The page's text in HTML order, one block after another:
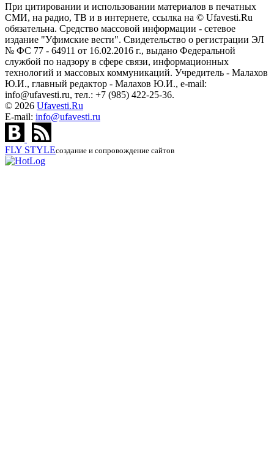
При цитировании и использовании материалов в печатных
СМИ, на радио, ТВ и в интернете, ссылка на © Ufavesti.Ru
обязательна. Средство массовой информации - сетевое
издание "Уфимские вести". Свидетельство о регистрации ЭЛ
№ ФС 77 - 64911 от 16.02.2016 г., выдано Федеральной
службой по надзору в сфере связи, информационных
технологий и массовых коммуникаций. Учредитель - Малахов
Ю.И., главный редактор - Малахов Ю.И., e-mail:
info@ufavesti.ru, тел.: +7 (985) 422-25-36.
© 2026 Ufavesti.Ru
E-mail: info@ufavesti.ru
FLY STYLEсоздание и сопровождение сайтов